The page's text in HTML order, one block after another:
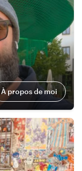
À propos de moi